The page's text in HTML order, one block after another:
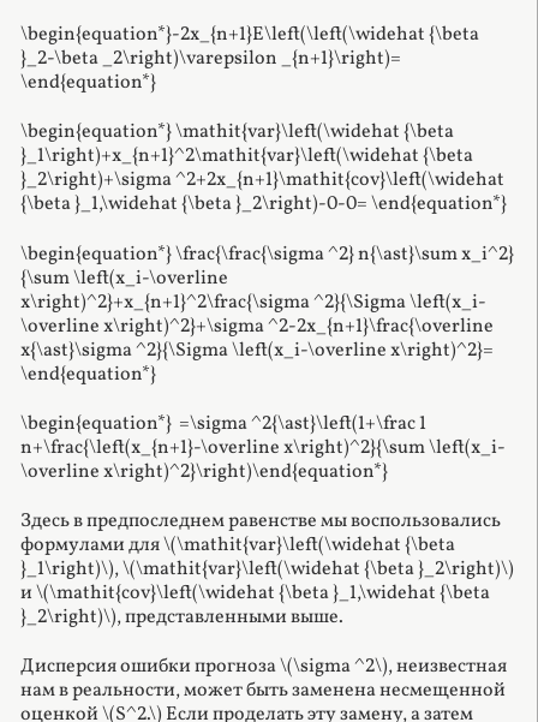
\begin{equation*}-2x_{n+1}E\left(\left(\widehat {\beta
}_2-\beta _2\right)\varepsilon _{n+1}\right)=
\end{equation*}
\begin{equation*} \mathit{var}\left(\widehat {\beta
}_1\right)+x_{n+1}^2\mathit{var}\left(\widehat {\beta
}_2\right)+\sigma ^2+2x_{n+1}\mathit{cov}\left(\widehat
{\beta }_1,\widehat {\beta }_2\right)-0-0= \end{equation*}
\begin{equation*} \frac{\frac{\sigma ^2} n{\ast}\sum x_i^2}
{\sum \left(x_i-\overline
x\right)^2}+x_{n+1}^2\frac{\sigma ^2}{\Sigma \left(x_i-
\overline x\right)^2}+\sigma ^2-2x_{n+1}\frac{\overline
x{\ast}\sigma ^2}{\Sigma \left(x_i-\overline x\right)^2}=
\end{equation*}
\begin{equation*} =\sigma ^2{\ast}\left(1+\frac 1
n+\frac{\left(x_{n+1}-\overline x\right)^2}{\sum \left(x_i-
\overline x\right)^2}\right)\end{equation*}
Здесь в предпоследнем равенстве мы воспользовались
формулами для \(\mathit{var}\left(\widehat {\beta
}_1\right)\), \(\mathit{var}\left(\widehat {\beta }_2\right)\)
и \(\mathit{cov}\left(\widehat {\beta }_1,\widehat {\beta
}_2\right)\), представленными выше.
Дисперсия ошибки прогноза \(\sigma ^2\), неизвестная
нам в реальности, может быть заменена несмещенной
оценкой \(S^2.\) Если проделать эту замену, а затем